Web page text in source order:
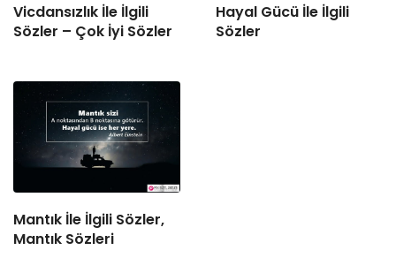
Vicdansızlık İle İlgili
Sözler – Çok İyi Sözler
Hayal Gücü İle İlgili
Sözler
Mantık İle İlgili Sözler,
Mantık Sözleri